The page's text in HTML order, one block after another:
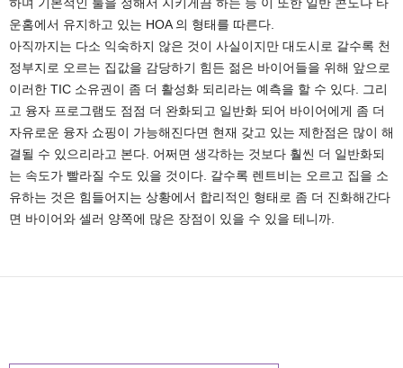
운홈에서 유지하고 있는 HOA 의 형태를 따른다.
아직까지는 다소 익숙하지 않은 것이 사실이지만 대도시로 갈수록 천
정부지로 오르는 집값을 감당하기 힘든 젊은 바이어들을 위해 앞으로
이러한 TIC 소유권이 좀 더 활성화 되리라는 예측을 할 수 있다. 그리
고 융자 프로그램도 점점 더 완화되고 일반화 되어 바이어에게 좀 더
자유로운 융자 쇼핑이 가능해진다면 현재 갖고 있는 제한점은 많이 해
결될 수 있으리라고 본다. 어쩌면 생각하는 것보다 훨씬 더 일반화되
는 속도가 빨라질 수도 있을 것이다. 갈수록 렌트비는 오르고 집을 소
유하는 것은 힘들어지는 상황에서 합리적인 형태로 좀 더 진화해간다
면 바이어와 셀러 양쪽에 많은 장점이 있을 수 있을 테니까.